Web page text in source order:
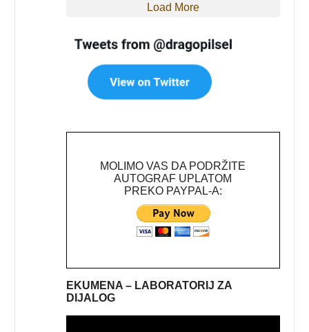
Load More
MOLIMO VAS DA PODRŽITE
AUTOGRAF UPLATOM
PREKO PAYPAL-A:
EKUMENA – LABORATORIJ ZA
DIJALOG